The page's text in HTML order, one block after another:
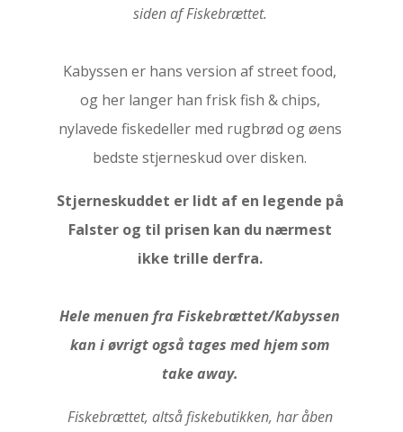
siden af Fiskebrættet.
Kabyssen er hans version af street food,
og her langer han frisk fish & chips,
nylavede fiskedeller med rugbrød og øens
bedste stjerneskud over disken.
Stjerneskuddet er lidt af en legende på
Falster og til prisen kan du nærmest
ikke trille derfra.
Hele menuen fra Fiskebrættet/Kabyssen
kan i øvrigt også tages med hjem som
take away.
Fiskebrættet, altså fiskebutikken, har åben